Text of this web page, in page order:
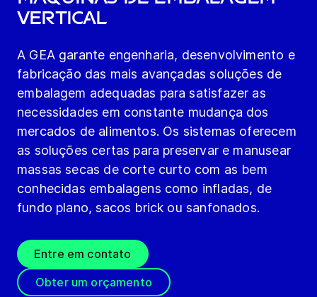
Vertical
A GEA garante engenharia, desenvolvimento e
fabricação das mais avançadas soluções de
embalagem adequadas para satisfazer as
necessidades em constante mudança dos
mercados de alimentos. Os sistemas oferecem
as soluções certas para preservar e manusear
massas secas de corte curto com as bem
conhecidas embalagens como infladas, de
fundo plano, sacos brick ou sanfonados.
Entre em contato
Obter um orçamento